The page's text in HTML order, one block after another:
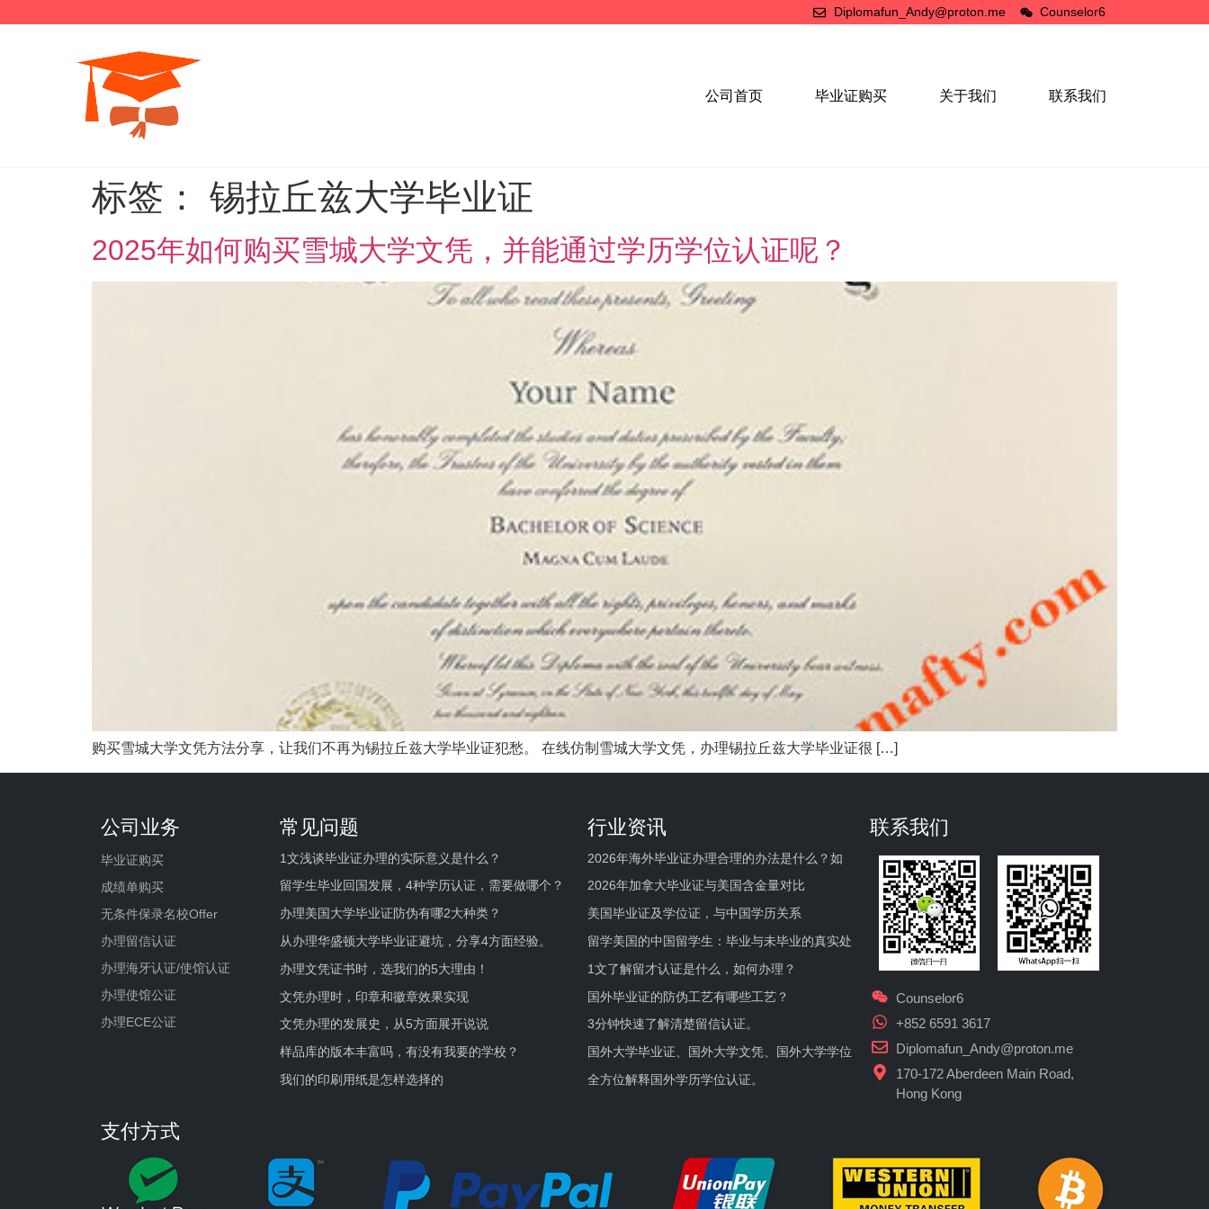
Diplomafun_Andy@proton.me Counselor6
公司首页 毕业证购买 关于我们 联系我们
标签： 锡拉丘兹大学毕业证
2025年如何购买雪城大学文凭，并能通过学历学位认证呢？
购买雪城大学文凭方法分享，让我们不再为锡拉丘兹大学毕业证犯愁。 在线仿制雪城大学文凭，办理锡拉丘兹大学毕业证很 […]
公司业务
毕业证购买
成绩单购买
无条件保录名校Offer
办理留信认证
办理海牙认证/使馆认证
办理使馆公证
办理ECE公证
常见问题
1文浅谈毕业证办理的实际意义是什么？
留学生毕业回国发展，4种学历认证，需要做哪个？
办理美国大学毕业证防伪有哪2大种类？
从办理华盛顿大学毕业证避坑，分享4方面经验。
办理文凭证书时，选我们的5大理由！
文凭办理时，印章和徽章效果实现
文凭办理的发展史，从5方面展开说说
样品库的版本丰富吗，有没有我要的学校？
我们的印刷用纸是怎样选择的
行业资讯
2026年海外毕业证办理合理的办法是什么？如
2026年加拿大毕业证与美国含金量对比
美国毕业证及学位证，与中国学历关系
留学美国的中国留学生：毕业与未毕业的真实处
1文了解留才认证是什么，如何办理？
国外毕业证的防伪工艺有哪些工艺？
3分钟快速了解清楚留信认证。
国外大学毕业证、国外大学文凭、国外大学学位
全方位解释国外学历学位认证。
联系我们
Counselor6
+852 6591 3617
Diplomafun_Andy@proton.me
170-172 Aberdeen Main Road,
Hong Kong
支付方式